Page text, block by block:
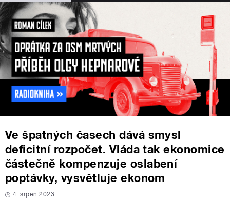
Ve špatných časech dává smysl
deficitní rozpočet. Vláda tak ekonomice
částečně kompenzuje oslabení
poptávky, vysvětluje ekonom
4. srpen 2023